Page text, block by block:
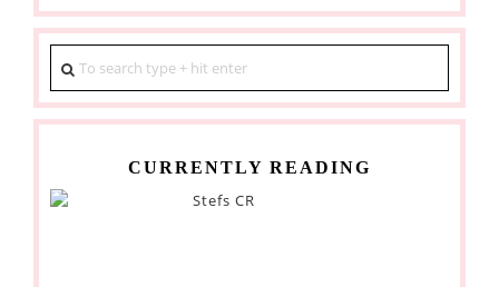
CURRENTLY READING